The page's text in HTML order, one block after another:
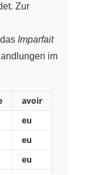
Zur
Imparfait
im
avoir
eu
eu
eu